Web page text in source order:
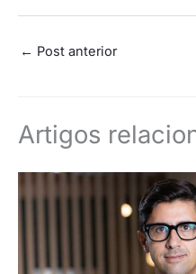
← Post anterior
Artigos